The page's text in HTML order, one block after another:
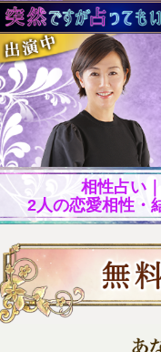
相性占い
2人の恋愛相性・